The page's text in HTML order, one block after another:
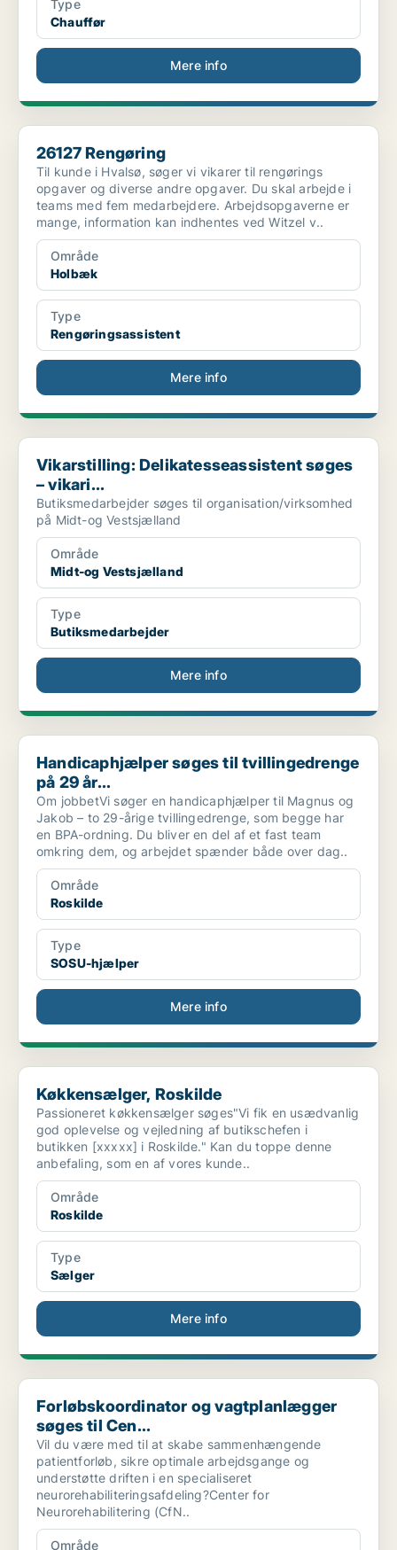
Type
Chauffør
Mere info
26127 Rengøring
26127 Rengøring
Til kunde i Hvalsø, søger vi vikarer til rengørings
opgaver og diverse andre opgaver. Du skal arbejde i
teams med fem medarbejdere. Arbejdsopgaverne er
mange, information kan indhentes ved Witzel v..
Område
Holbæk
Type
Rengøringsassistent
Mere info
Vikarstilling: Delikatesseassistent søges – vikari...
Vikarstilling: Delikatesseassistent søges
– vikari...
Butiksmedarbejder søges til organisation/virksomhed
på Midt-og Vestsjælland
Område
Midt-og Vestsjælland
Type
Butiksmedarbejder
Mere info
Handicaphjælper søges til tvillingedrenge på 29 år...
Handicaphjælper søges til tvillingedrenge
på 29 år...
Om jobbetVi søger en handicaphjælper til Magnus og
Jakob – to 29-årige tvillingedrenge, som begge har
en BPA-ordning. Du bliver en del af et fast team
omkring dem, og arbejdet spænder både over dag..
Område
Roskilde
Type
SOSU-hjælper
Mere info
Køkkensælger, Roskilde
Køkkensælger, Roskilde
Passioneret køkkensælger søges"Vi fik en usædvanlig
god oplevelse og vejledning af butikschefen i
butikken [xxxxx] i Roskilde." Kan du toppe denne
anbefaling, som en af vores kunde..
Område
Roskilde
Type
Sælger
Mere info
Forløbskoordinator og vagtplanlægger søges til Cen...
Forløbskoordinator og vagtplanlægger
søges til Cen...
Vil du være med til at skabe sammenhængende
patientforløb, sikre optimale arbejdsgange og
understøtte driften i en specialiseret
neurorehabiliteringsafdeling?Center for
Neurorehabilitering (CfN..
Område